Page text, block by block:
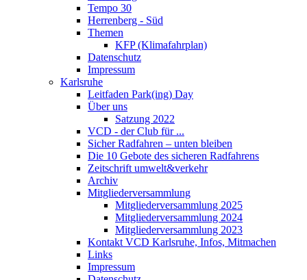
Tempo 30
Herrenberg - Süd
Themen
KFP (Klimafahrplan)
Datenschutz
Impressum
Karlsruhe
Leitfaden Park(ing) Day
Über uns
Satzung 2022
VCD - der Club für ...
Sicher Radfahren – unten bleiben
Die 10 Gebote des sicheren Radfahrens
Zeitschrift umwelt&verkehr
Archiv
Mitgliederversammlung
Mitgliederversammlung 2025
Mitgliederversammlung 2024
Mitgliederversammlung 2023
Kontakt VCD Karlsruhe, Infos, Mitmachen
Links
Impressum